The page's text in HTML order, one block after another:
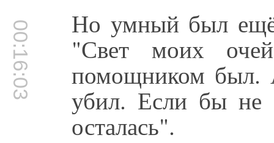
00:16:03 Но умный был
"Свет моих
помощником был.
убил. Если бы
осталась".